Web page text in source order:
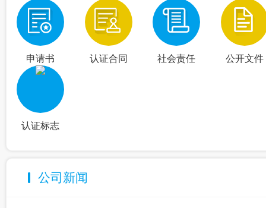
申请书 认证合同 社会责任 公开文件
认证标志
公司新闻